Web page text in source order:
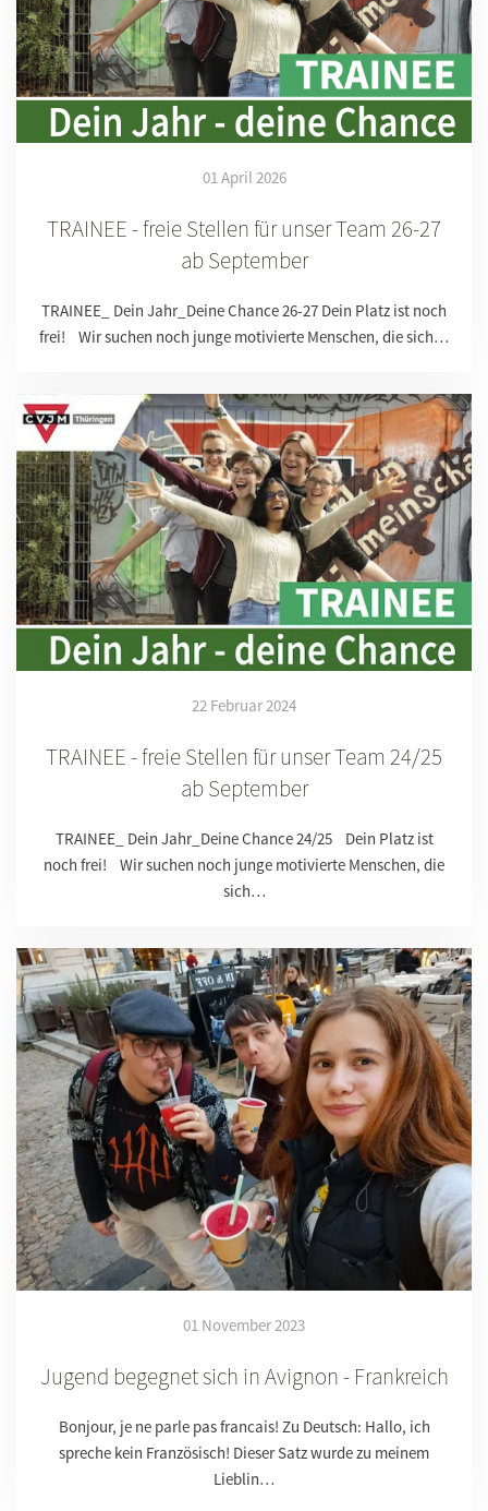
01 April 2026
TRAINEE - freie Stellen für unser Team 26-27
ab September
TRAINEE_ Dein Jahr_Deine Chance 26-27 Dein Platz ist noch
frei! Wir suchen noch junge motivierte Menschen, die sich…
22 Februar 2024
TRAINEE - freie Stellen für unser Team 24/25
ab September
TRAINEE_ Dein Jahr_Deine Chance 24/25 Dein Platz ist
noch frei! Wir suchen noch junge motivierte Menschen, die
sich…
01 November 2023
Jugend begegnet sich in Avignon - Frankreich
Bonjour, je ne parle pas francais! Zu Deutsch: Hallo, ich
spreche kein Französisch! Dieser Satz wurde zu meinem
Lieblin…